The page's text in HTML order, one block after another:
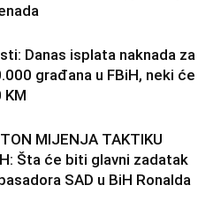
Danas isplata naknada za
građana u FBiH, neki će
MIJENJA TAKTIKU
Šta će biti glavni zadatak
SAD u BiH Ronalda